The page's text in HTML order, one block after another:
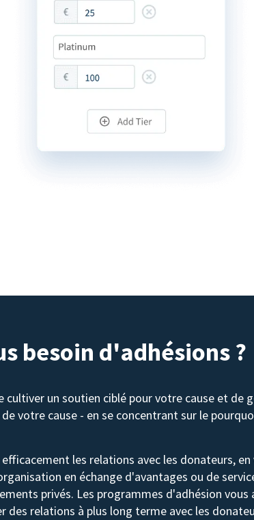
besoin d'adhésions ?
un soutien ciblé pour votre cause et de
votre cause - en se concentrant sur le
les relations avec les donateurs,
en échange d'avantages ou de
privés. Les programmes d'adhésion vous
relations à plus long terme avec les